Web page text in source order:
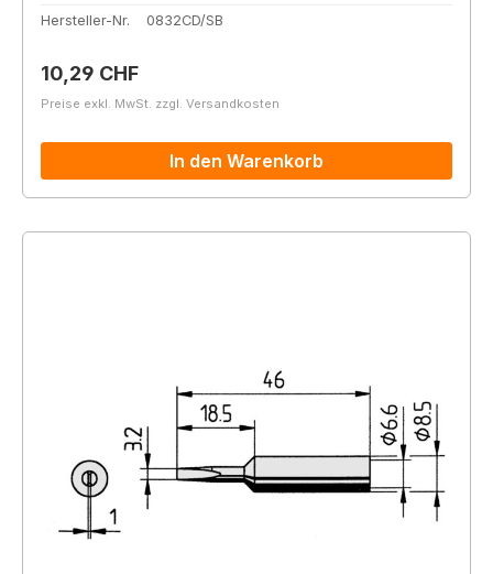
Hersteller-Nr.
0832CD/SB
Regulärer Preis:
10,29 CHF
Preise exkl. MwSt. zzgl. Versandkosten
In den Warenkorb